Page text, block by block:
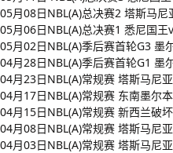
05月08日NBL(A)总决赛2 塔斯马
05月06日NBL(A)总决赛1 悉尼国
05月02日NBL(A)季后赛首轮G3 墨
04月28日NBL(A)季后赛首轮G1 墨
04月23日NBL(A)常规赛 塔斯马尼
04月17日NBL(A)常规赛 东南墨尔
04月15日NBL(A)常规赛 新西兰破
04月08日NBL(A)常规赛 塔斯马尼
04月03日NBL(A)常规赛 塔斯马尼